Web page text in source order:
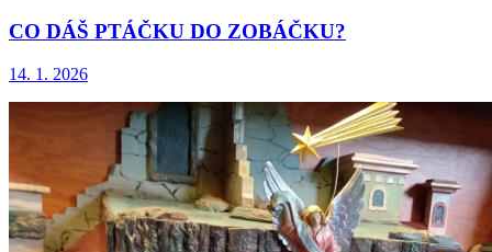
CO DÁŠ PTÁČKU DO ZOBÁČKU?
14. 1. 2026